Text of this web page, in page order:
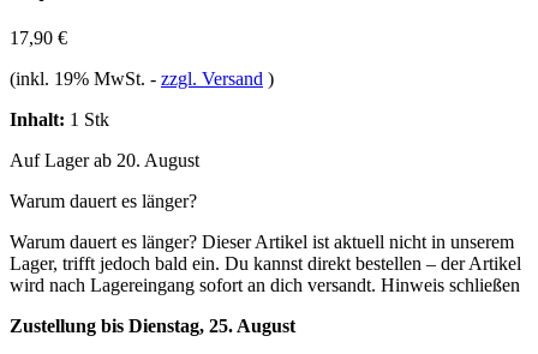
17,90 €
(inkl. 19% MwSt. - zzgl. Versand )
Inhalt: 1 Stk
Auf Lager ab 20. August
Warum dauert es länger?
Warum dauert es länger? Dieser Artikel ist aktuell nicht in unserem
Lager, trifft jedoch bald ein. Du kannst direkt bestellen – der Artikel
wird nach Lagereingang sofort an dich versandt. Hinweis schließen
Zustellung bis Dienstag, 25. August